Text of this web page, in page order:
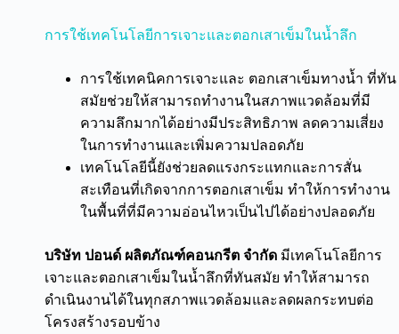
การใช้เทคโนโลยีการเจาะและตอกเสาเข็มในน้ำลึก
การใช้เทคนิคการเจาะและ ตอกเสาเข็มทางน้ำ ที่ทัน
สมัยช่วยให้สามารถทำงานในสภาพแวดล้อมที่มี
ความลึกมากได้อย่างมีประสิทธิภาพ ลดความเสี่ยง
ในการทำงานและเพิ่มความปลอดภัย
เทคโนโลยีนี้ยังช่วยลดแรงกระแทกและการสั่น
สะเทือนที่เกิดจากการตอกเสาเข็ม ทำให้การทำงาน
ในพื้นที่ที่มีความอ่อนไหวเป็นไปได้อย่างปลอดภัย
บริษัท ปอนด์ ผลิตภัณฑ์คอนกรีต จำกัด มีเทคโนโลยีการ
เจาะและตอกเสาเข็มในน้ำลึกที่ทันสมัย ทำให้สามารถ
ดำเนินงานได้ในทุกสภาพแวดล้อมและลดผลกระทบต่อ
โครงสร้างรอบข้าง